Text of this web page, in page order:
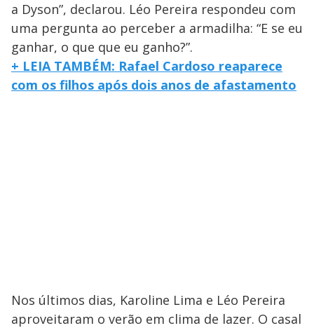
a Dyson”, declarou. Léo Pereira respondeu com
uma pergunta ao perceber a armadilha: “E se eu
ganhar, o que que eu ganho?”.
+ LEIA TAMBÉM: Rafael Cardoso reaparece
com os filhos após dois anos de afastamento
Nos últimos dias, Karoline Lima e Léo Pereira
aproveitaram o verão em clima de lazer. O casal